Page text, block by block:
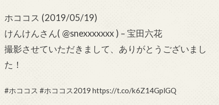
ホココス (2019/05/19)
けんけんさん( @snexxxxxxx ) – 宝田六花
撮影させていただきまして、ありがとうございまし
た！
#ホココス #ホココス2019 https://t.co/k6Z14GplGQ